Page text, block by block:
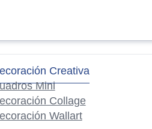
Creativa
Mini
Collage
Wallart